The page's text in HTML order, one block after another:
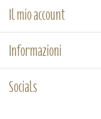
Il mio account
Informazioni
Socials